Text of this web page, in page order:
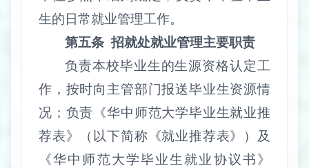
生的日常就业管理工作。
第五条 招就处就业管理主要职责
负责本校毕业生的生源资格认定工
作，按时向主管部门报送毕业生资源情
况；负责《华中师范大学毕业生就业推
荐表》（以下简称《就业推荐表》）及
《华中师范大学毕业生就业协议书》